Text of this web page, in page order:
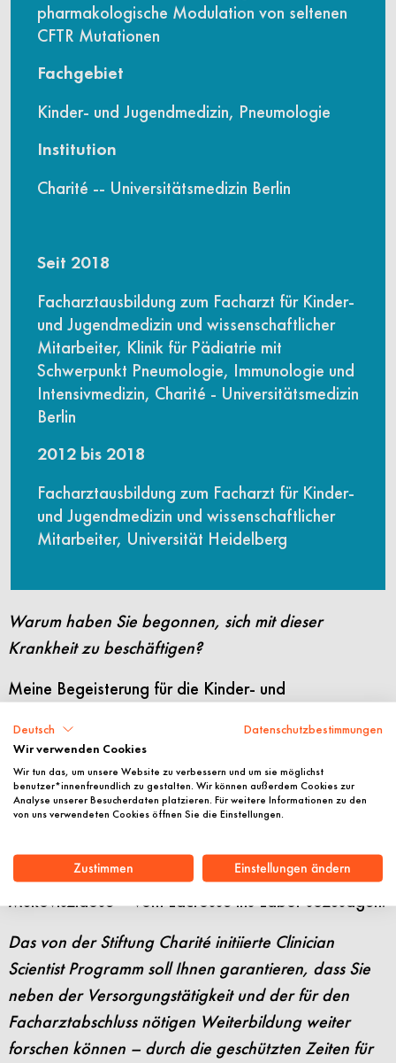
pharmakologische Modulation von seltenen
CFTR Mutationen
Fachgebiet
Kinder- und Jugendmedizin, Pneumologie
Institution
Charité -- Universitätsmedizin Berlin
Seit 2018
Facharztausbildung zum Facharzt für Kinder-
und Jugendmedizin und wissenschaftlicher
Mitarbeiter, Klinik für Pädiatrie mit
Schwerpunkt Pneumologie, Immunologie und
Intensivmedizin, Charité - Universitätsmedizin
Berlin
2012 bis 2018
Facharztausbildung zum Facharzt für Kinder-
und Jugendmedizin und wissenschaftlicher
Mitarbeiter, Universität Heidelberg
Warum haben Sie begonnen, sich mit dieser
Krankheit zu beschäftigen?
Meine Begeisterung für die Kinder- und
Der Zufall wollte es, dass mich der Sport zur
Mukoviszidose-Forschung geführt hat. Ich spielte
Lacrosse und in unserem Team waren Kollegen, die
im Labor von Professor Mall arbeiteten. Sie suchten
so kam ich zum Thema meiner Doktorarbeit und zur
Mukoviszidose – vom Lacrosse ins Labor sozusagen.
Das von der Stiftung Charité initiierte Clinician
Scientist Programm soll Ihnen garantieren, dass Sie
neben der Versorgungstätigkeit und der für den
Facharztabschluss nötigen Weiterbildung weiter
forschen können – durch die geschützten Zeiten für
Deutsch Datenschutzbestimmungen
Wir verwenden Cookies
Wir tun das, um unsere Website zu verbessern und um sie möglichst
benutzer*innenfreundlich zu gestalten. Wir können außerdem Cookies zur
Analyse unserer Besucherdaten platzieren. Für weitere Informationen zu den
von uns verwendeten Cookies öffnen Sie die Einstellungen.
Zustimmen Einstellungen ändern